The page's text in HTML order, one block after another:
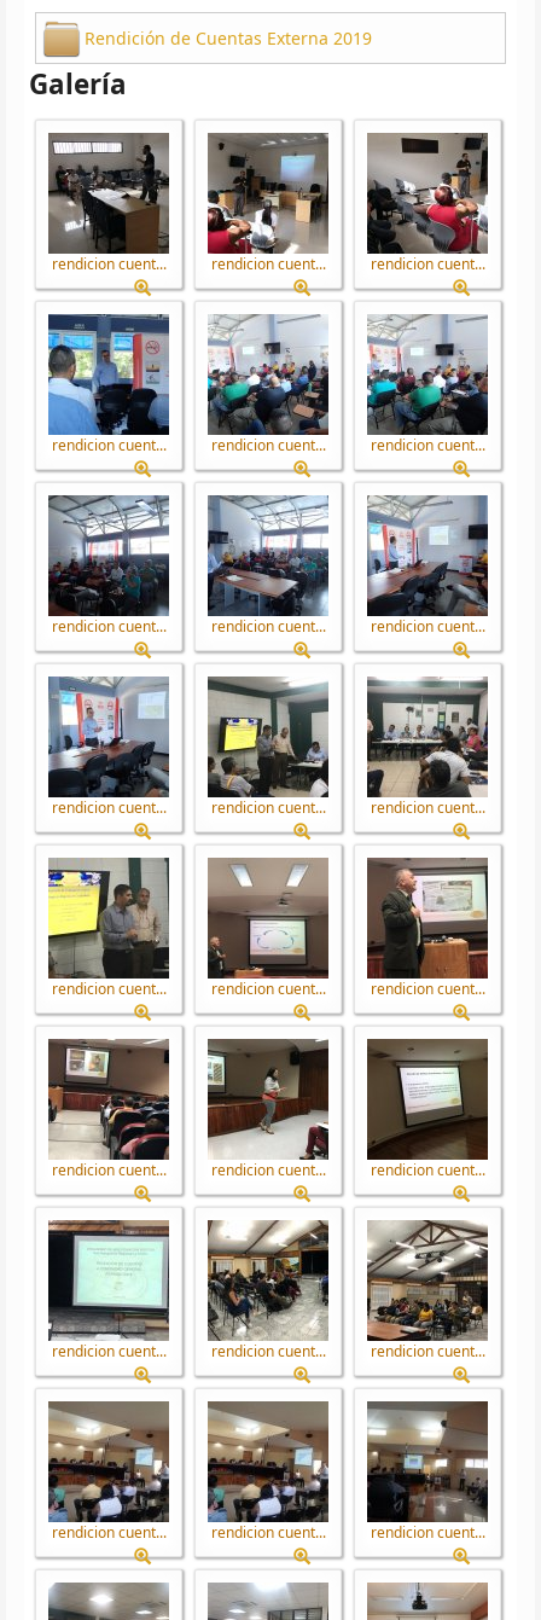
Rendición de Cuentas Externa 2019
Galería
rendicion cuent... rendicion cuent... rendicion cuent...
rendicion cuent... rendicion cuent... rendicion cuent...
rendicion cuent... rendicion cuent... rendicion cuent...
rendicion cuent... rendicion cuent... rendicion cuent...
rendicion cuent... rendicion cuent... rendicion cuent...
rendicion cuent... rendicion cuent... rendicion cuent...
rendicion cuent... rendicion cuent... rendicion cuent...
rendicion cuent... rendicion cuent... rendicion cuent...